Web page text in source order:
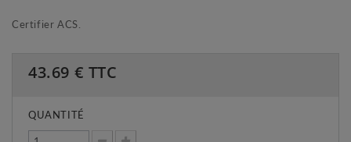
Certifier ACS.
43.69 € TTC
QUANTITÉ